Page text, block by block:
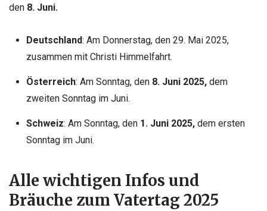
den 8. Juni.
Deutschland: Am Donnerstag, den 29. Mai 2025,
zusammen mit Christi Himmelfahrt.
Österreich: Am Sonntag, den 8. Juni 2025,dem
zweiten Sonntag im Juni.
Schweiz: Am Sonntag, den 1. Juni 2025,dem ersten
Sonntag im Juni.
Alle wichtigen Infos und
Bräuche zum Vatertag 2025